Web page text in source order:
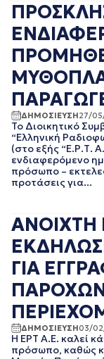
ΔΗΜΟΣΙΕΥΣΗ27/
Το Διοικητικό
“Ελληνική
(στο εξής “Ε.Ρ.Τ.
ενδιαφερόμενο
πρόσωπο –
προτάσεις για...
ΑΝΟΙΧΤΗ
ΓΙΑ
ΔΗΜΟΣΙΕΥΣΗ03/
H ΕΡΤ Α.Ε. καλεί
πρόσωπο, καθώς